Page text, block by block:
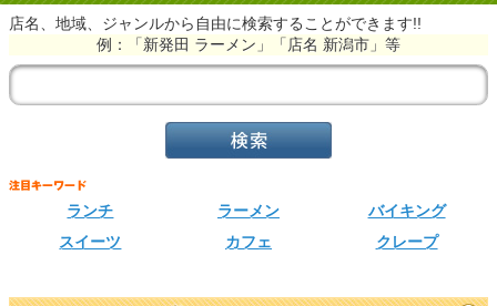
店名、地域、ジャンルから自由に検索することができます!!
例：「新発田 ラーメン」「店名 新潟市」等
ランチ ラーメン
バイキング
スイーツ
カフェ クレープ